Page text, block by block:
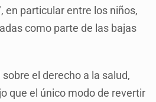
en particular entre los niños,
como parte de las bajas
el derecho a la salud,
que el único modo de revertir